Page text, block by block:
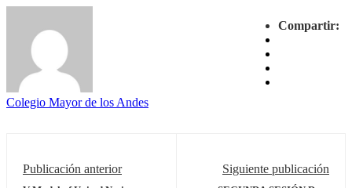
Compartir:
Colegio Mayor de los Andes
Publicación anterior Siguiente publicación